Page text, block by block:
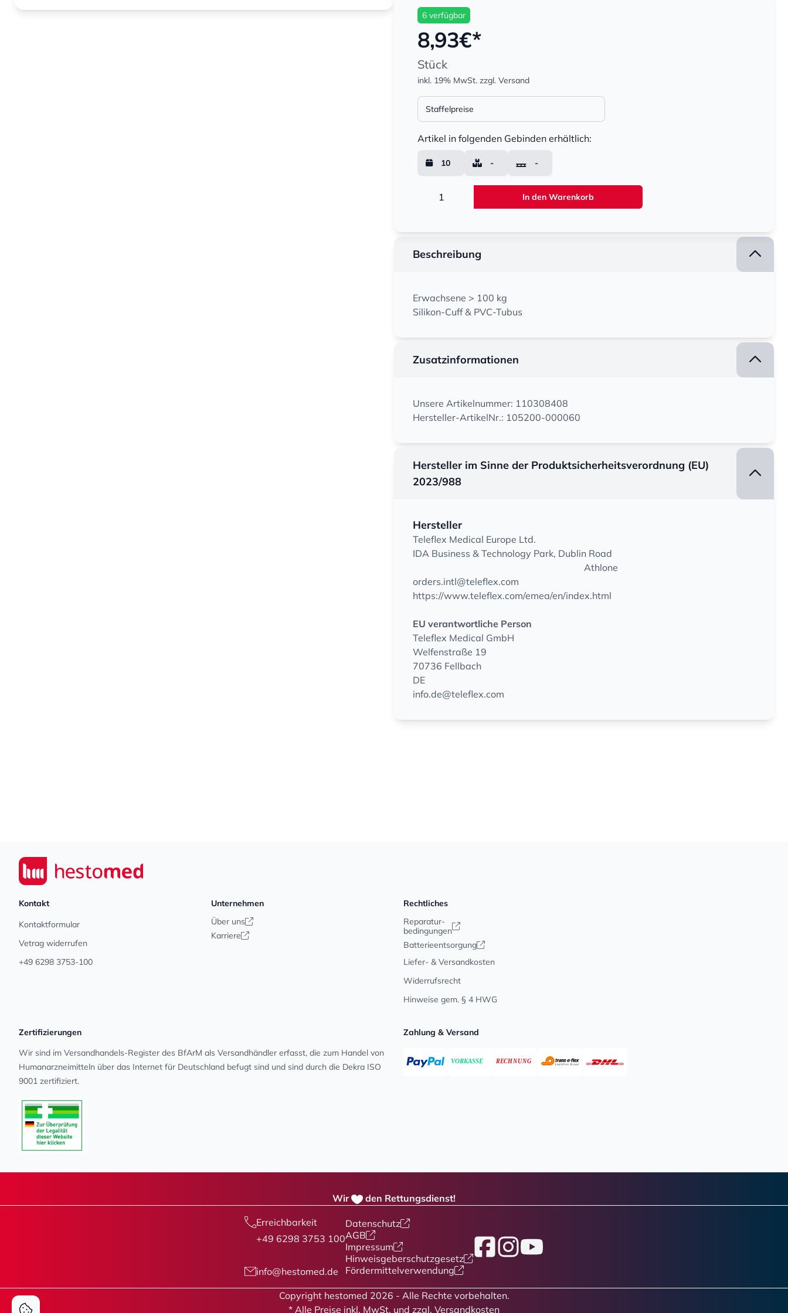
6 verfügbar
8,93€*
Stück
inkl. 19% MwSt. zzgl. Versand
Staffelpreise
Artikel in folgenden Gebinden erhältlich:
10 - -
In den Warenkorb
Beschreibung
Erwachsene > 100 kg
Silikon-Cuff & PVC-Tubus
Zusatzinformationen
Unsere Artikelnummer: 110308408
Hersteller-ArtikelNr.: 105200-000060
Hersteller im Sinne der Produktsicherheitsverordnung (EU)
2023/988
Hersteller
Teleflex Medical Europe Ltd.
IDA Business & Technology Park, Dublin Road
Athlone
orders.intl@teleflex.com
https://www.teleflex.com/emea/en/index.html
EU verantwortliche Person
Teleflex Medical GmbH
Welfenstraße 19
70736 Fellbach
DE
info.de@teleflex.com
Seiwert GmbH
Kontakt
Kontaktformular
Vetrag widerrufen
+49 6298 3753-100
Unternehmen
Über uns
Karriere
Rechtliches
Reparatur-
bedingungen
Batterieentsorgung
Liefer- & Versandkosten
Widerrufsrecht
Hinweise gem. § 4 HWG
Zertifizierungen
Wir sind im Versandhandels-Register des BfArM als Versandhändler erfasst, die zum Handel von
Human­arz­nei­mit­teln über das Internet für Deutschland befugt sind und sind durch die Dekra ISO
9001 zertifiziert.
Zahlung & Versand
Wir den Rettungsdienst!
Erreichbarkeit
+49 6298 3753 100
info@hestomed.de
Datenschutz
AGB
Impressum
Hinweisgeberschutzgesetz
Fördermittelverwendung
FacebookInstagram
YouTube
Copyright hestomed 2026 - Alle Rechte vorbehalten.
* Alle Preise inkl. MwSt. und zzgl. Versandkosten